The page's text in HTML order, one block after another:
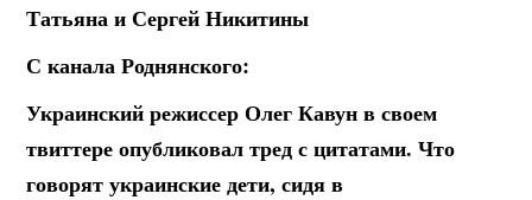
Татьяна и Сергей Никитины
С канала Роднянского:
Украинский режиссер Олег Кавун в своем
твиттере опубликовал тред с цитатами. Что
говорят украинские дети, сидя в